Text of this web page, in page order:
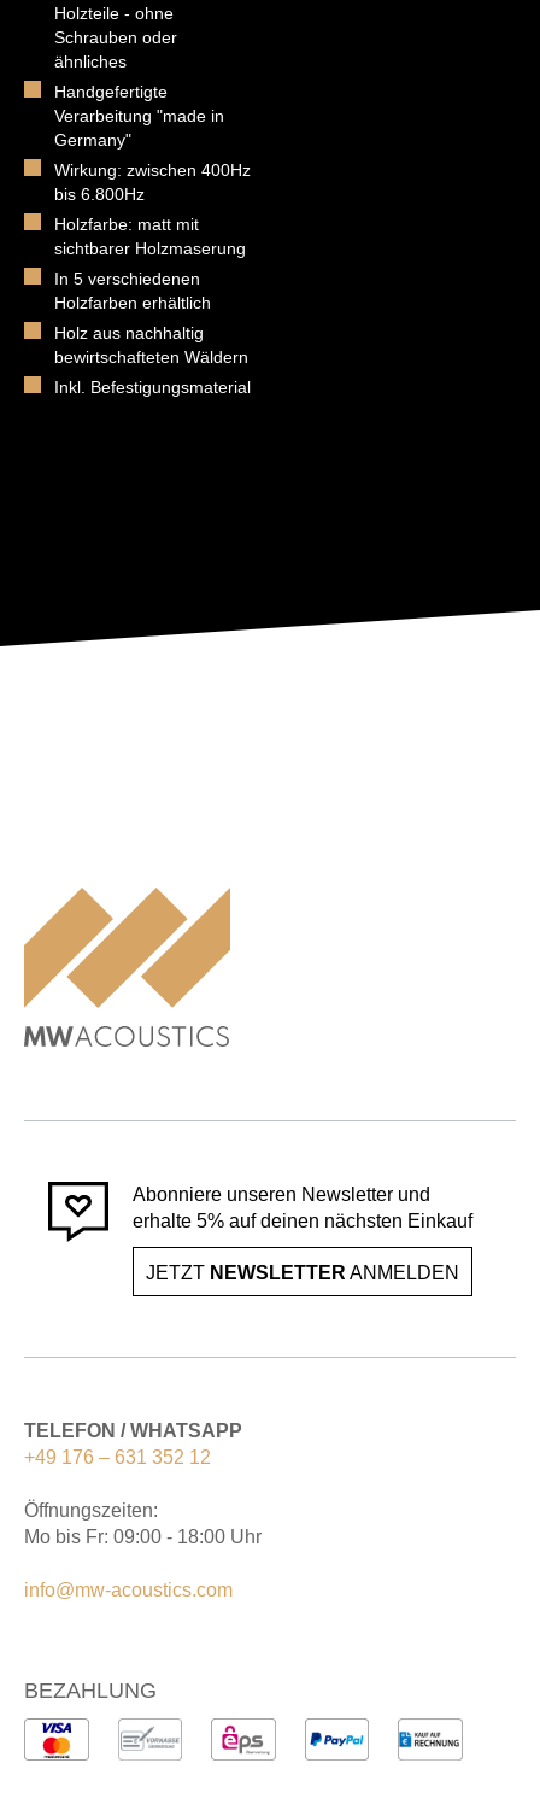
Holzteile - ohne
Schrauben oder
ähnliches
Handgefertigte
Verarbeitung "made in
Germany"
Wirkung: zwischen 400Hz
bis 6.800Hz
Holzfarbe: matt mit
sichtbarer Holzmaserung
In 5 verschiedenen
Holzfarben erhältlich
Holz aus nachhaltig
bewirtschafteten Wäldern
Inkl. Befestigungsmaterial
Abonniere unseren Newsletter und
erhalte 5% auf deinen nächsten Einkauf
JETZT NEWSLETTER ANMELDEN
TELEFON / WHATSAPP
+49 176 – 631 352 12
Öffnungszeiten:
Mo bis Fr: 09:00 - 18:00 Uhr
info@mw-acoustics.com
BEZAHLUNG